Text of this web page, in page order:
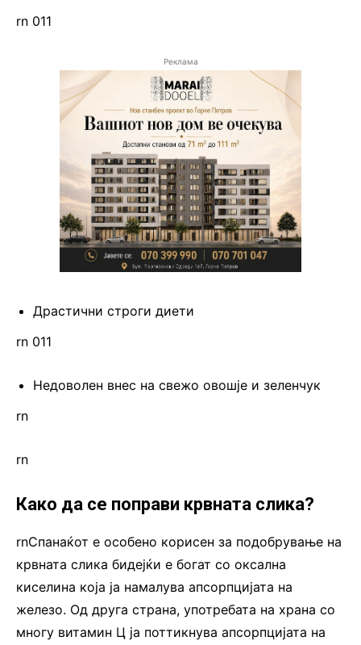
rn 011
Реклама
Драстични строги диети
rn 011
Недоволен внес на свежо овошје и зеленчук
rn
rn
Како да се поправи крвната слика?
rnСпанаќот е особено корисен за подобрување на
крвната слика бидејќи е богат со оксална
киселина која ја намалува апсорпцијата на
железо. Од друга страна, употребата на храна со
многу витамин Ц ја поттикнува апсорпцијата на